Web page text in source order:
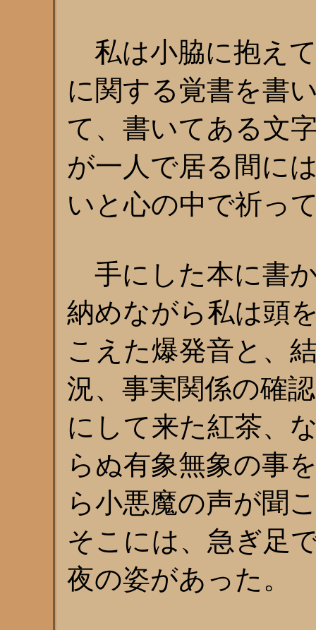
私は小脇に抱え
に関する覚書を書
て、書いてある文
が一人で居る間に
いと心の中で祈っ
手にした本に書
納めながら私は頭
こえた爆発音と、
況、事実関係の確
にして来た紅茶、
らぬ有象無象の事
ら小悪魔の声が聞
そこには、急ぎ足
夜の姿があった。